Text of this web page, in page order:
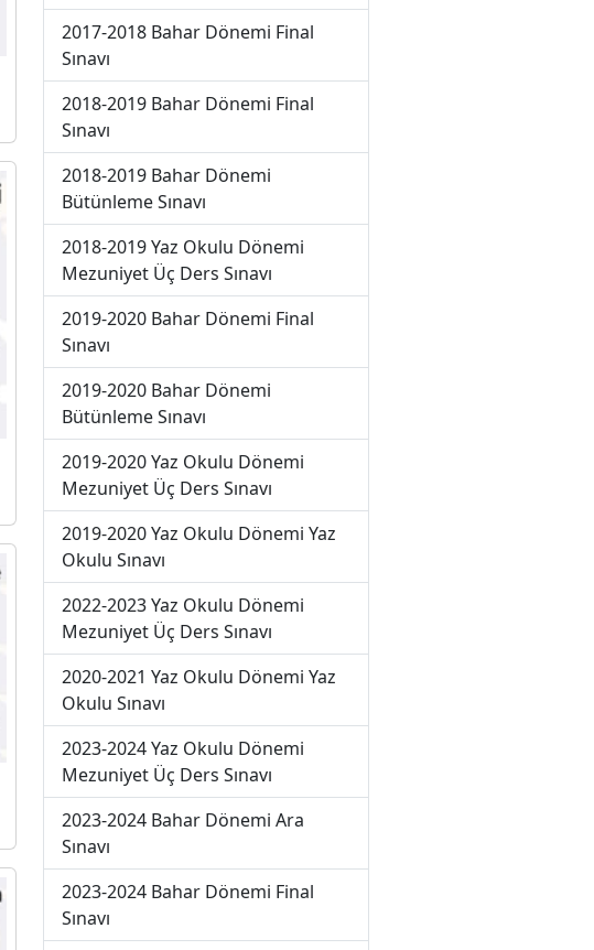
2017-2018 Bahar Dönemi Final
Sınavı
2018-2019 Bahar Dönemi Final
Sınavı
2018-2019 Bahar Dönemi
Bütünleme Sınavı
2018-2019 Yaz Okulu Dönemi
Mezuniyet Üç Ders Sınavı
2019-2020 Bahar Dönemi Final
Sınavı
2019-2020 Bahar Dönemi
Bütünleme Sınavı
2019-2020 Yaz Okulu Dönemi
Mezuniyet Üç Ders Sınavı
2019-2020 Yaz Okulu Dönemi Yaz
Okulu Sınavı
2022-2023 Yaz Okulu Dönemi
Mezuniyet Üç Ders Sınavı
2020-2021 Yaz Okulu Dönemi Yaz
Okulu Sınavı
2023-2024 Yaz Okulu Dönemi
Mezuniyet Üç Ders Sınavı
2023-2024 Bahar Dönemi Ara
Sınavı
2023-2024 Bahar Dönemi Final
Sınavı